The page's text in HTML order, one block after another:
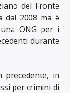
del Fronte
dal 2008 ma è
ONG per i
durante
precedente, in
per crimini di